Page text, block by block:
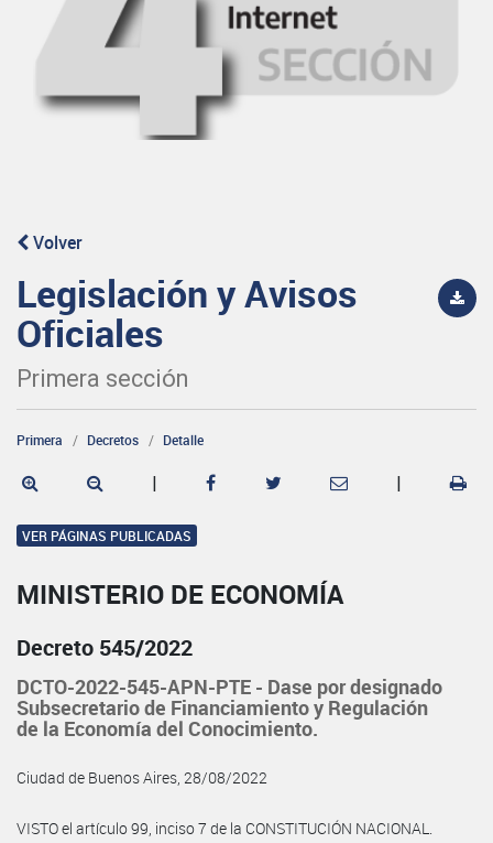
Volver
Legislación y Avisos
Oficiales
Primera sección
Primera Decretos Detalle
| |
VER PÁGINAS PUBLICADAS
MINISTERIO DE ECONOMÍA
Decreto 545/2022
DCTO-2022-545-APN-PTE - Dase por designado
Subsecretario de Financiamiento y Regulación
de la Economía del Conocimiento.
Ciudad de Buenos Aires, 28/08/2022
VISTO el artículo 99, inciso 7 de la CONSTITUCIÓN NACIONAL.